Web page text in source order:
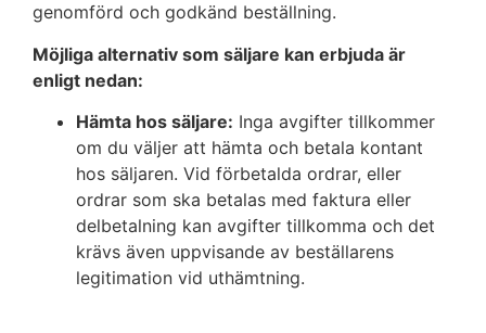
genomförd och godkänd beställning.
Möjliga alternativ som säljare kan erbjuda är
enligt nedan:
Hämta hos säljare: Inga avgifter tillkommer
om du väljer att hämta och betala kontant
hos säljaren. Vid förbetalda ordrar, eller
ordrar som ska betalas med faktura eller
delbetalning kan avgifter tillkomma och det
krävs även uppvisande av beställarens
legitimation vid uthämtning.